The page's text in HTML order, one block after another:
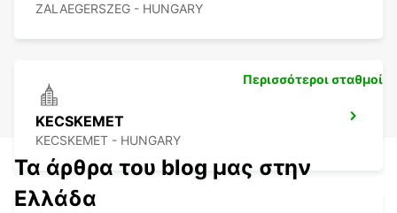
ZALAEGERSZEG - HUNGARY
KECSKEMET
KECSKEMET - HUNGARY
Περισσότεροι σταθμοί
Τα άρθρα του blog μας στην
Ελλάδα